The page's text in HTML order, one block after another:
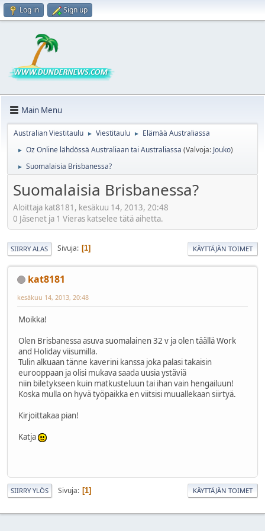
Log in Sign up
Main Menu
Australian Viestitaulu ► Viestitaulu ► Elämää Australiassa
► Oz Online lähdössä Australiaan tai Australiassa (Valvoja: Jouko)
► Suomalaisia Brisbanessa?
Suomalaisia Brisbanessa?
Aloittaja kat8181, kesäkuu 14, 2013, 20:48
0 Jäsenet ja 1 Vieras katselee tätä aihetta.
SIIRRY ALAS Sivuja 1 KÄYTTÄJÄN TOIMET
kat8181
kesäkuu 14, 2013, 20:48
Moikka!
Olen Brisbanessa asuva suomalainen 32 v ja olen täällä Work
and Holiday viisumilla.
Tulin alkuaan tänne kaverini kanssa joka palasi takaisin
eurooppaan ja olisi mukava saada uusia ystäviä
niin biletykseen kuin matkusteluun tai ihan vain hengailuun!
Koska mulla on hyvä työpaikka en viitsisi muuallekaan siirtyä.
Kirjoittakaa pian!
Katja
SIIRRY YLÖS Sivuja 1 KÄYTTÄJÄN TOIMET